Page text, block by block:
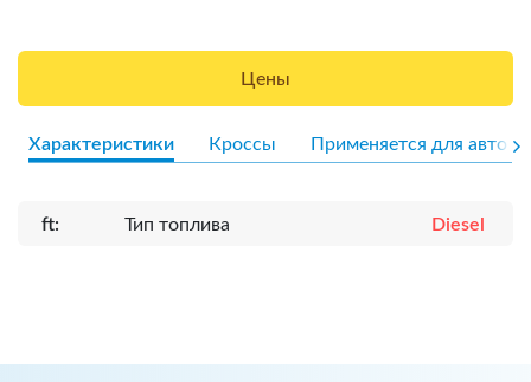
Цены
Характеристики Кроссы Применяется для авто
ft: Тип топлива Diesel